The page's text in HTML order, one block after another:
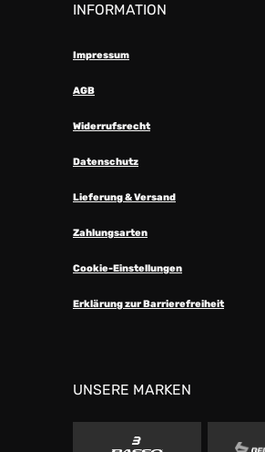
INFORMATION
Impressum
AGB
Widerrufsrecht
Datenschutz
Lieferung & Versand
Zahlungsarten
Cookie-Einstellungen
Erklärung zur Barrierefreiheit
UNSERE MARKEN